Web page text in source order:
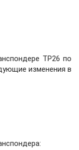
ТР26 по
изменения в